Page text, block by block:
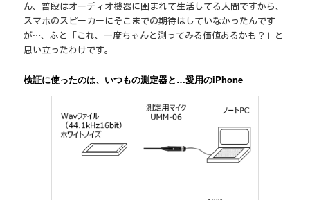
ん、普段はオーディオ機器に囲まれて生活してる人間ですから、
スマホのスピーカーにそこまでの期待はしていなかったんです
が…、ふと「これ、一度ちゃんと測ってみる価値あるかも？」と
思い立ったわけです。
検証に使ったのは、いつもの測定器と…愛用のiPhone